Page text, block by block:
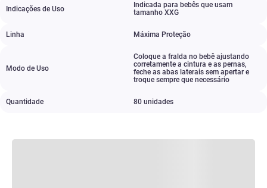
Indicações de Uso
Indicada para bebês que usam
tamanho XXG
Linha Máxima Proteção
Modo de Uso
Coloque a fralda no bebê ajustando
corretamente a cintura e as pernas,
feche as abas laterais sem apertar e
troque sempre que necessário
Quantidade 80 unidades